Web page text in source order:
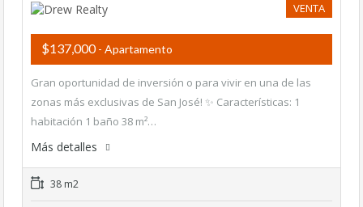
VENTA
$137,000- Apartamento
Gran oportunidad de inversión o para vivir en una de las
zonas más exclusivas de San José! ✨ Características: 1
habitación 1 baño 38 m²…
Más detalles
38 m2